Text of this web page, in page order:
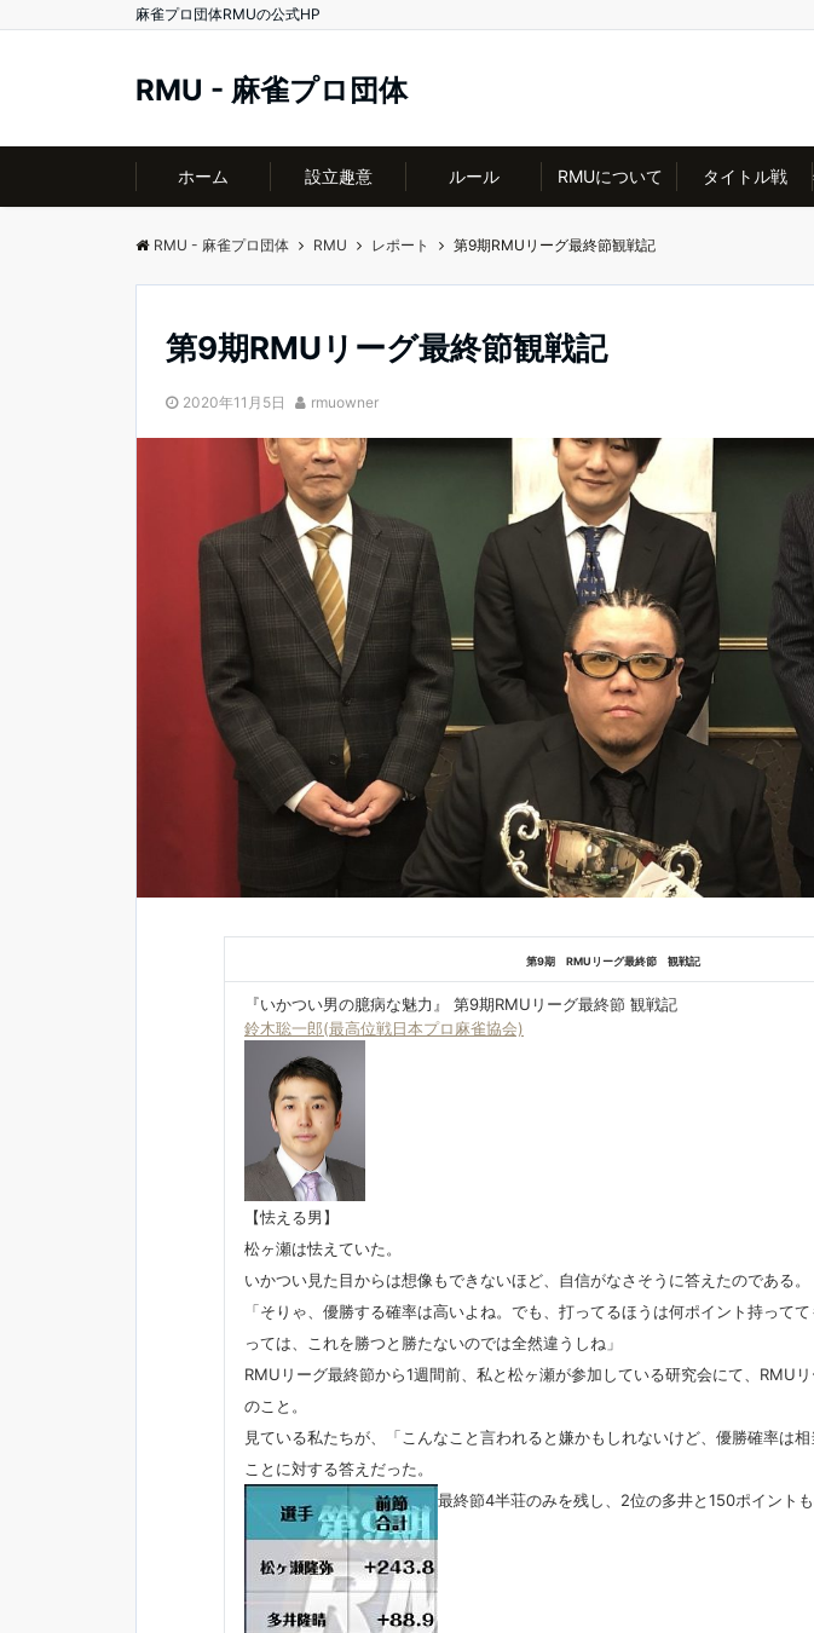
麻雀プロ団体RMUの公式HP
RMU - 麻雀プロ団体
ホーム 設立趣意 ルール RMUについて タイトル戦
RMU - 麻雀プロ団体 RMU レポート 第9期RMUリーグ最終節観戦記
第9期RMUリーグ最終節観戦記
2020年11月5日 rmuowner
第9期 RMUリーグ最終節 観戦記
『いかつい男の臆病な魅力』 第9期RMUリーグ最終節 観戦記
鈴木聡一郎(最高位戦日本プロ麻雀協会)
【怯える男】
松ヶ瀬は怯えていた。
いかつい見た目からは想像もできないほど、自信がなさそうに答えたのである。
「そりゃ、優勝する確率は高いよね。でも、打ってるほうは何ポイント持って
っては、これを勝つと勝たないのでは全然違うしね」
RMUリーグ最終節から1週間前、私と松ヶ瀬が参加している研究会にて、RMU
のこと。
見ている私たちが、「こんなこと言われると嫌かもしれないけど、優勝確率は
ことに対する答えだった。
最終節4半荘のみを残し、2位の多井と150ポイントも